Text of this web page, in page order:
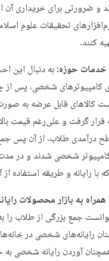
و ضرورتی برای خریداری
تحقیقات علوم
کنند.
به دنبال این
کامپیوترهای شخصی، پس از
کالاهای قابل عرضه به
گرفت و علی‌رغم قیمت
درآمدی طلاب، از آن پس
شخصی شدند و در
رایانه و طریقه استفاده از
جمع بزرگی از طلاب را به
رایانه‌های شخصی در
آوردن رایانه شخصی